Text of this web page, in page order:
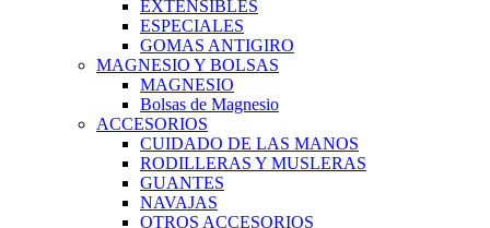
EXTENSIBLES
ESPECIALES
GOMAS ANTIGIRO
MAGNESIO Y BOLSAS
MAGNESIO
Bolsas de Magnesio
ACCESORIOS
CUIDADO DE LAS MANOS
RODILLERAS Y MUSLERAS
GUANTES
NAVAJAS
OTROS ACCESORIOS